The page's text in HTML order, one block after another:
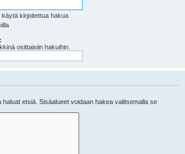
käytä kirjoitettua hakua
osittaisiin hakuihin.
haluat etsiä. Sisäalueet voidaan hakea valitsemalla se